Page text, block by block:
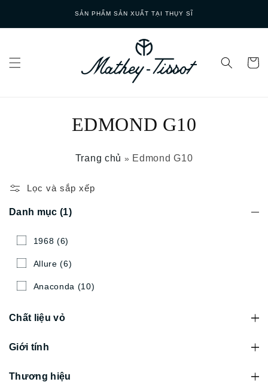
SẢN PHẨM SẢN XUẤT TẠI THỤY SĨ
EDMOND G10
Trang chủ » Edmond G10
Lọc và sắp xếp
Danh mục (1)
1968 (6)
Allure (6)
Anaconda (10)
Chất liệu vỏ
Giới tính
Thương hiệu